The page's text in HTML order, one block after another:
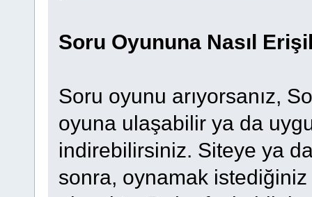
Soru Oyununa Nasıl
Soru oyunu arıyorsanız,
oyuna ulaşabilir ya da
indirebilirsiniz. Siteye ya
sonra, oynamak